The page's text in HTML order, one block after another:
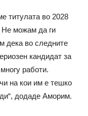
титулата во 2028
можам да ги
дека во следните
кандидат за
работи.
на кои им е тешко
додаде Аморим.